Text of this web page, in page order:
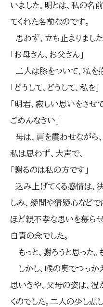
いました。明とは、私の名
てくれた名前なのです。
思わず、立ち止まりました
「お母さん、お父さん」
二人は膝をついて、私を
「どうして、どうして、私を」
「明君、寂しい思いをさせ
ごめんなさい」
母は、肩を震わせながら
私は思わず、大声で、
「謝るのは私の方です」
込み上げてくる感情は、
しみ、疑問や猜疑心などで
ほど親不孝な思いを募ら
自責の念でした。
もっと、謝ろうと思った。
しかし、喉の奥でつっか
思いきや、父母の姿は、温
くのでした。二人の少し悲